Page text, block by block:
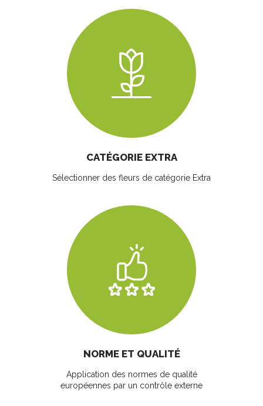
CATÉGORIE EXTRA
Sélectionner des fleurs de catégorie Extra
NORME ET QUALITÉ
Application des normes de qualité
européennes par un contrôle externe